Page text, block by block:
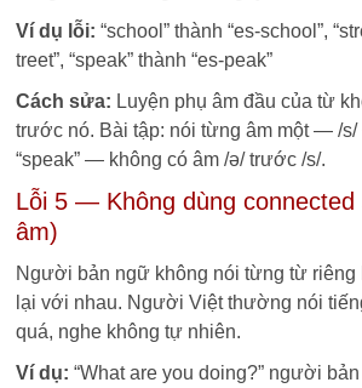
Ví dụ lỗi: “school” thành “es-school”,
treet”, “speak” thành “es-peak”
Cách sửa: Luyện phụ âm đầu của từ
trước nó. Bài tập: nói từng âm một — /s/
“speak” — không có âm /ə/ trước /s/.
Lỗi 5 — Không dùng connected
âm)
Người bản ngữ không nói từng từ
lại với nhau. Người Việt thường nói
quá, nghe không tự nhiên.
Ví dụ: “What are you doing?” người